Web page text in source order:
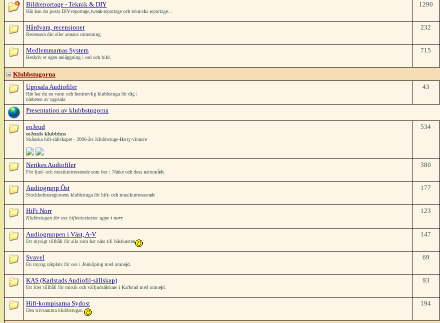
Bildreportage - Teknik & DIY
Här kan du posta DIY-reportage,tweak-reportage och tekniska reportage...
1290
Hårdvara, recensioner
Recensera din eller annans utrustning
232
Medlemmarnas System
Beskriv er egen anläggning i ord och bild.
715
Klubbstugorna
Uppsala Audiofiler
Här har du en varm och hemtrevlig klubbstuga för dig i
närheten av uppsala.
43
Presentation av klubbstugorna
eoJeud
eoJeuds klubbhus
Skånska hifi-sällskapet - 2006-års Klubbstuge-Harry-vinnare
534
Nerikes Audiofiler
För ljud- och musikintresserade som bor i Närke och dess närområde.
380
Audiogrupp Öst
Stockholmsregionens klubbstuga för hifi- och musikintresserade
177
HiFi Norr
Klubbstugan för oss hifientusiaster uppe i norr.
123
Audiogruppen i Väst, A-V
Ett mysigt tillhåll för alla som har nära till bästkusten
147
Svavel
En mysig nätplats för oss i Jönköping med omnejd.
69
KAS (Karlstads Audiofil-sällskap)
Ett litet tillhåll för musik och välljudsälskare i Karlstad med omnejd.
93
Hifi-kompisarna Sydost
Den trivsamma klubbstugan
194